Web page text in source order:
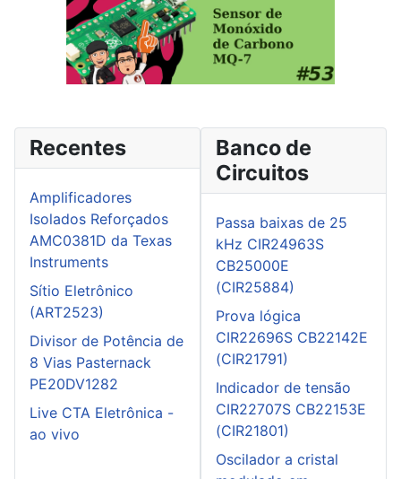
Recentes
Amplificadores
Isolados Reforçados
AMC0381D da Texas
Instruments
Sítio Eletrônico
(ART2523)
Divisor de Potência de
8 Vias Pasternack
PE20DV1282
Live CTA Eletrônica -
ao vivo
Banco de
Circuitos
Passa baixas de 25
kHz CIR24963S
CB25000E
(CIR25884)
Prova lógica
CIR22696S CB22142E
(CIR21791)
Indicador de tensão
CIR22707S CB22153E
(CIR21801)
Oscilador a cristal